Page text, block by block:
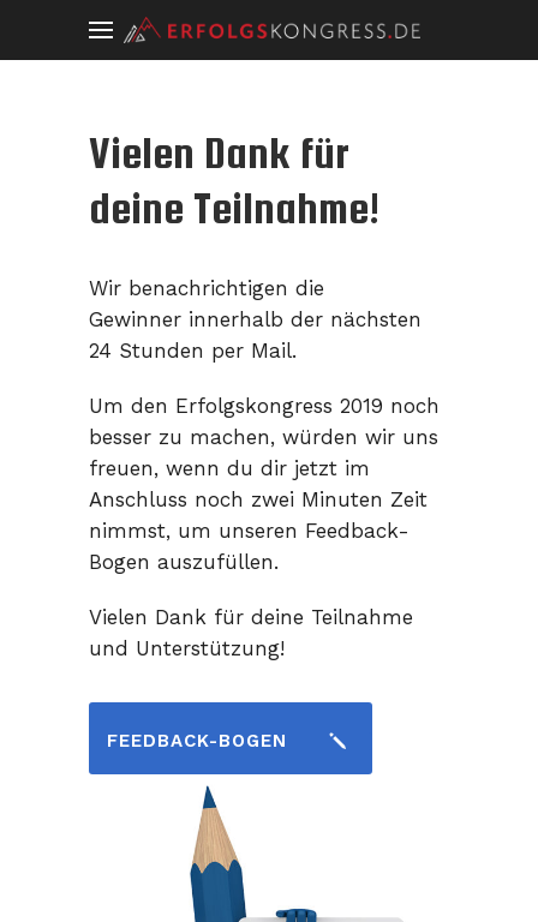
Vielen Dank für
deine Teilnahme!
Wir benachrichtigen die
Gewinner innerhalb der nächsten
24 Stunden per Mail.
Um den Erfolgskongress 2019 noch
besser zu machen, würden wir uns
freuen, wenn du dir jetzt im
Anschluss noch zwei Minuten Zeit
nimmst, um unseren Feedback-
Bogen auszufüllen.
Vielen Dank für deine Teilnahme
und Unterstützung!
FEEDBACK-BOGEN